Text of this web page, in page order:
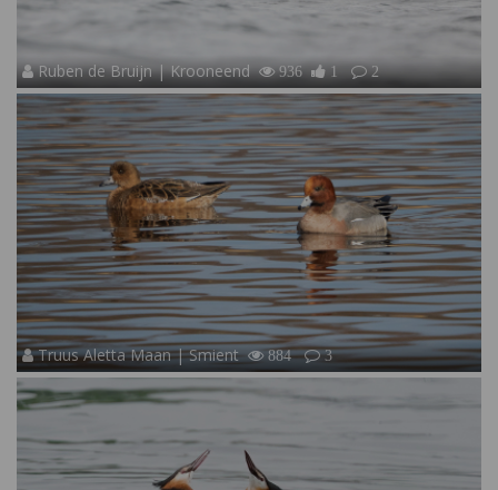
Ruben de Bruijn | Krooneend 936 1 2
Truus Aletta Maan | Smient 884 3